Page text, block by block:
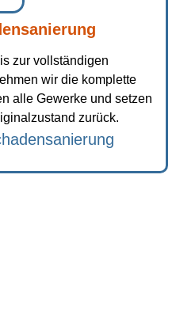
zur vollständigen
wir die komplette
alle Gewerke und setzen
zurück.